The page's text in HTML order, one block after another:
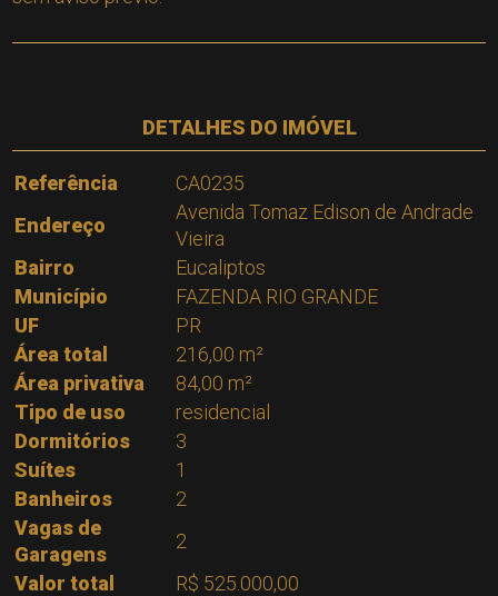
DETALHES DO IMÓVEL
Referência
CA0235
Endereço
Avenida Tomaz Edison de Andrade
Vieira
Bairro
Eucaliptos
Município
FAZENDA RIO GRANDE
UF
PR
Área total
216,00 m²
Área privativa
84,00 m²
Tipo de uso
residencial
Dormitórios
3
Suítes
1
Banheiros
2
Vagas de
Garagens
2
Valor total
R$ 525.000,00